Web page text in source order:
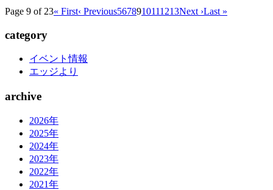
Page 9 of 23« First‹ Previous5678910111213Next ›Last »
category
イベント情報
エッジより
archive
2026年
2025年
2024年
2023年
2022年
2021年